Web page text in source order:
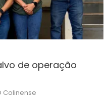
de operação
Colinense